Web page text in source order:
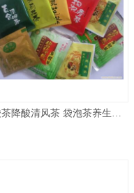
排酸茶降酸清风茶 袋泡茶养生茶中药组方茶贴牌OEM贴牌代加工